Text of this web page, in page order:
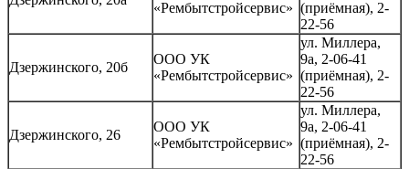
«Рембытстройсервис» (приёмная), 2-
22-56
Дзержинского, 20б
ООО УК
«Рембытстройсервис»
ул. Миллера,
9а, 2-06-41
(приёмная), 2-
22-56
Дзержинского, 26
ООО УК
«Рембытстройсервис»
ул. Миллера,
9а, 2-06-41
(приёмная), 2-
22-56